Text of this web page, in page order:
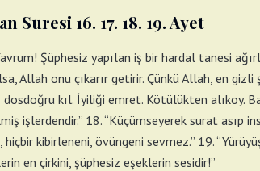
Suresi 16. 17. 18. 19. Ayet
Şüphesiz yapılan iş bir hardal tanesi
Allah onu çıkarır getirir. Çünkü Allah, en gizli
dosdoğru kıl. İyiliği emret. Kötülükten alıkoy.
işlerdendir.” 18. “Küçümseyerek surat asıp
kibirleneni, övüngeni sevmez.” 19.
en çirkini, şüphesiz eşeklerin sesidir!”